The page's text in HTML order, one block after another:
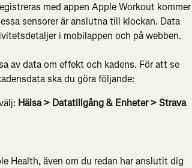
med appen Apple Workout kommer
sensorer är anslutna till klockan. Data
i mobilappen och på webben.
av data om effekt och kadens. För att se
ska du göra följande:
Hälsa > Datatillgång & Enheter > Strava
Health, även om du redan har anslutit dig